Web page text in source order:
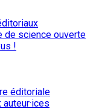
de science ouverte
!
éditoriale
auteur·ices